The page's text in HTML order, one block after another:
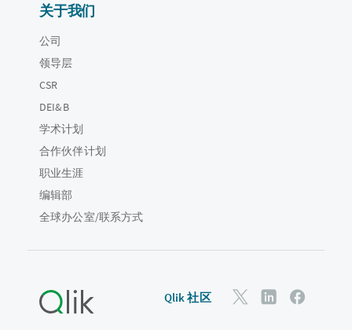
关于我们
公司
领导层
CSR
DEI&B
学术计划
合作伙伴计划
职业生涯
编辑部
全球办公室/联系方式
Qlik 社区